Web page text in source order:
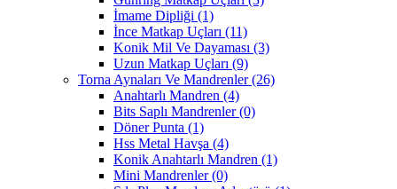
İmame Dipliği (1)
İnce Matkap Uçları (11)
Konik Mil Ve Dayaması (3)
Uzun Matkap Uçları (9)
Torna Aynaları Ve Mandrenler(26)
Anahtarlı Mandren (4)
Bits Saplı Mandrenler(0)
Döner Punta (1)
Hss Metal Havşa (4)
Konik Anahtarlı Mandren (1)
Mini Mandrenler(0)